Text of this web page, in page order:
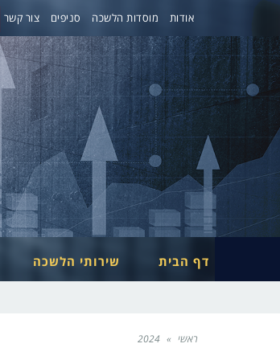
אודות מוסדות הלשכה סניפים צור קשר
דף הבית שירותי הלשכה
ראשי »
2024